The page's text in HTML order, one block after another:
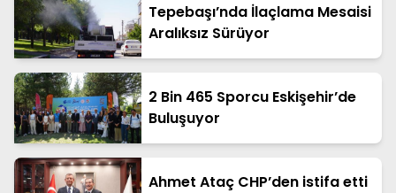
Tepebaşı’nda İlaçlama Mesaisi
Aralıksız Sürüyor
2 Bin 465 Sporcu Eskişehir’de
Buluşuyor
Ahmet Ataç CHP’den istifa etti